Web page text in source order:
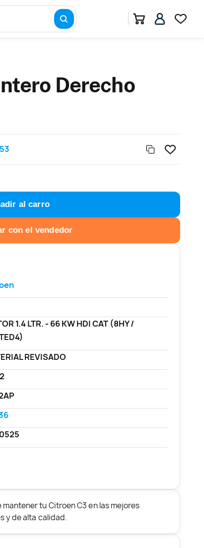
Derecho
al carro
con el vendedor
1.4 LTR. - 66 KW HDI CAT (8HY /
REVISADO
tu Citroen C3 en las mejores
y de alta calidad.